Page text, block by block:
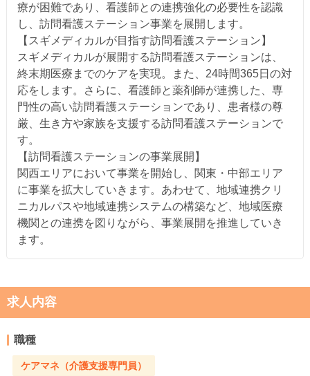
療が困難であり、看護師との連携強化の必要性を認識
し、訪問看護ステーション事業を展開します。
【スギメディカルが目指す訪問看護ステーション】
スギメディカルが展開する訪問看護ステーションは、
終末期医療までのケアを実現。また、24時間365日の対
応をします。さらに、看護師と薬剤師が連携した、専
門性の高い訪問看護ステーションであり、患者様の尊
厳、生き方や家族を支援する訪問看護ステーションで
す。
【訪問看護ステーションの事業展開】
関西エリアにおいて事業を開始し、関東・中部エリア
に事業を拡大していきます。あわせて、地域連携クリ
ニカルパスや地域連携システムの構築など、地域医療
機関との連携を図りながら、事業展開を推進していき
ます。
求人内容
職種
ケアマネ（介護支援専門員）